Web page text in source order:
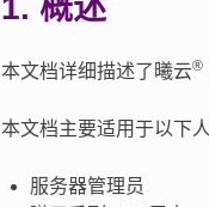
1. 概述
本文档详细描述了曦云®
本文档主要适用于以下人
服务器管理员